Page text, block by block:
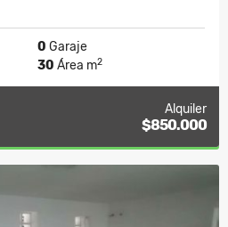
0 Garaje
30 Área m2
Alquiler
$850.000